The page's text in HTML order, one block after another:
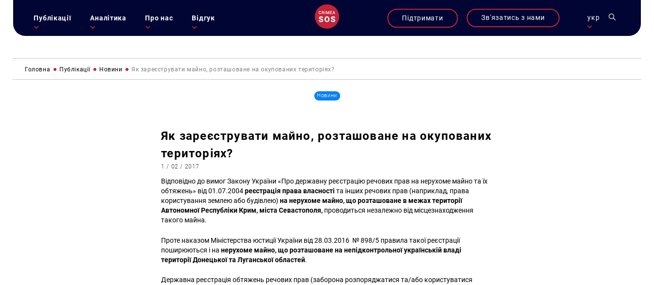
Публікації Аналітика Про нас Відгук Підтримати Зв'язатись з нами укр
Головна Публікації Новини Як зареєструвати майно, розташоване на окупованих територіях?
Новини
Як зареєструвати майно, розташоване на окупованих
територіях?
1 / 02 / 2017
Відповідно до вимог Закону України «Про державну реєстрацію речових прав на нерухоме майно та їх
обтяжень» від 01.07.2004реєстрація права власності та інших речових прав (наприклад, права
користування землею або будівлею)на нерухоме майно, що розташоване в межах території
Автономної Республіки Крим, міста Севастополя, проводиться незалежно від місцезнаходження
такого майна.
Проте наказом Міністерства юстиції України від 28.03.2016 № 898/5 правила такої реєстрації
поширюються і нанерухоме майно,що розташоване нанепідконтрольної українській владі
території Донецької та Луганської областей.
Державна реєстрація обтяжень речових прав (заборона розпоряджатися та/або користуватися